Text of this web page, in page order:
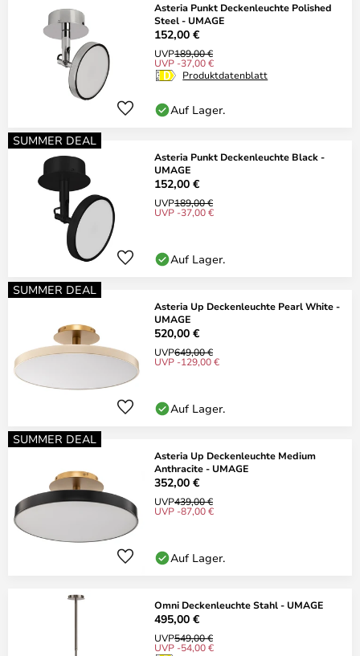
Asteria Punkt Deckenleuchte Polished
Steel - UMAGE
152,00 €
UVP189,00 €
UVP -37,00 €
Produktdatenblatt
Auf Lager.
SUMMER DEAL
Asteria Punkt Deckenleuchte Black -
UMAGE
152,00 €
UVP189,00 €
UVP -37,00 €
Auf Lager.
SUMMER DEAL
Asteria Up Deckenleuchte Pearl White -
UMAGE
520,00 €
UVP649,00 €
UVP -129,00 €
Auf Lager.
SUMMER DEAL
Asteria Up Deckenleuchte Medium
Anthracite - UMAGE
352,00 €
UVP439,00 €
UVP -87,00 €
Auf Lager.
Omni Deckenleuchte Stahl - UMAGE
495,00 €
UVP549,00 €
UVP -54,00 €